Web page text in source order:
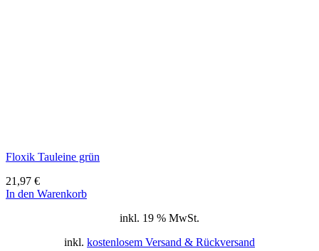
Floxik Tauleine grün
21,97 €
In den Warenkorb
inkl. 19 % MwSt.
inkl. kostenlosem Versand & Rückversand